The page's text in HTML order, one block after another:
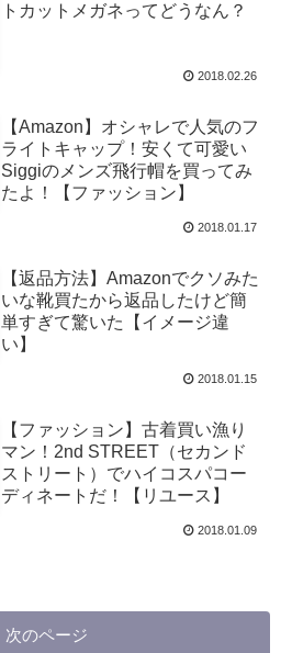
トカットメガネってどうなん？
2018.02.26
【Amazon】オシャレで人気のフ
ライトキャップ！安くて可愛い
Siggiのメンズ飛行帽を買ってみ
たよ！【ファッション】
2018.01.17
【返品方法】Amazonでクソみた
いな靴買たから返品したけど簡
単すぎて驚いた【イメージ違
い】
2018.01.15
【ファッション】古着買い漁り
マン！2nd STREET（セカンド
ストリート）でハイコスパコー
ディネートだ！【リユース】
2018.01.09
次のページ